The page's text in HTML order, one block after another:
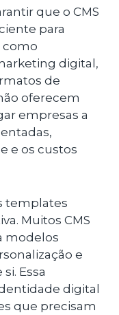
que o CMS
para
como
digital,
de
oferecem
empresas a
e os custos
templates
Muitos CMS
modelos
e
Essa
digital
que precisam